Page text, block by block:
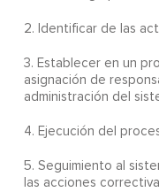
2. Identificar de las
3. Establecer en un
asignación de
administración del
4. Ejecución del
5. Seguimiento al
las acciones